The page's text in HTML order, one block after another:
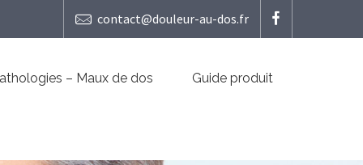
contact@douleur-au-dos.fr
– Maux de dos Guide produit